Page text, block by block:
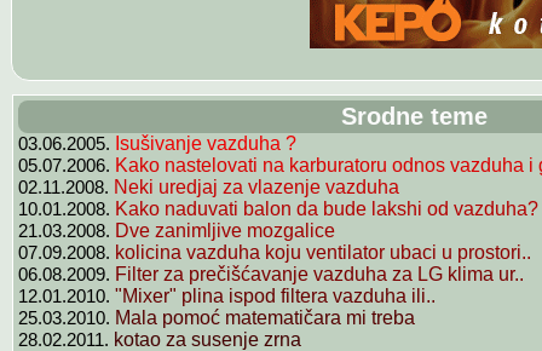
Srodne teme
03.06.2005. Isušivanje vazduha ?
05.07.2006. Kako nastelovati na karburatoru odnos vazduha i
02.11.2008. Neki uredjaj za vlazenje vazduha
10.01.2008. Kako naduvati balon da bude lakshi od vazduha?
21.03.2008. Dve zanimljive mozgalice
07.09.2008. kolicina vazduha koju ventilator ubaci u prostori..
06.08.2009. Filter za prečišćavanje vazduha za LG klima ur..
12.01.2010. "Mixer" plina ispod filtera vazduha ili..
25.03.2010. Mala pomoć matematičara mi treba
28.02.2011. kotao za susenje zrna